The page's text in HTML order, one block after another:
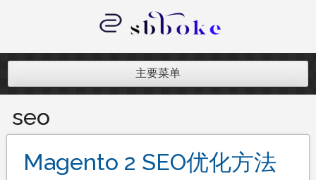
内
记录跨境电商独立站开发遇到的点点
主要菜单
seo
Magento 2 SEO优化方法